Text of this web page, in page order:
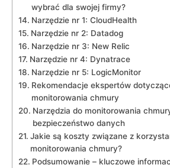
wybrać ⁤dla swojej firmy?
Narzędzie ‍nr ⁣1: CloudHealth
Narzędzie nr⁣ 2: ⁤Datadog
Narzędzie nr 3: New Relic
Narzędzie nr⁤ 4: Dynatrace
Narzędzie nr 5: LogicMonitor
Rekomendacje ekspertów
monitorowania ‌chmury
Narzędzia ⁤do⁢ monitorowania
bezpieczeństwo danych
Jakie są koszty⁢ związane z
monitorowania chmury?
Podsumowanie – kluczowe⁢